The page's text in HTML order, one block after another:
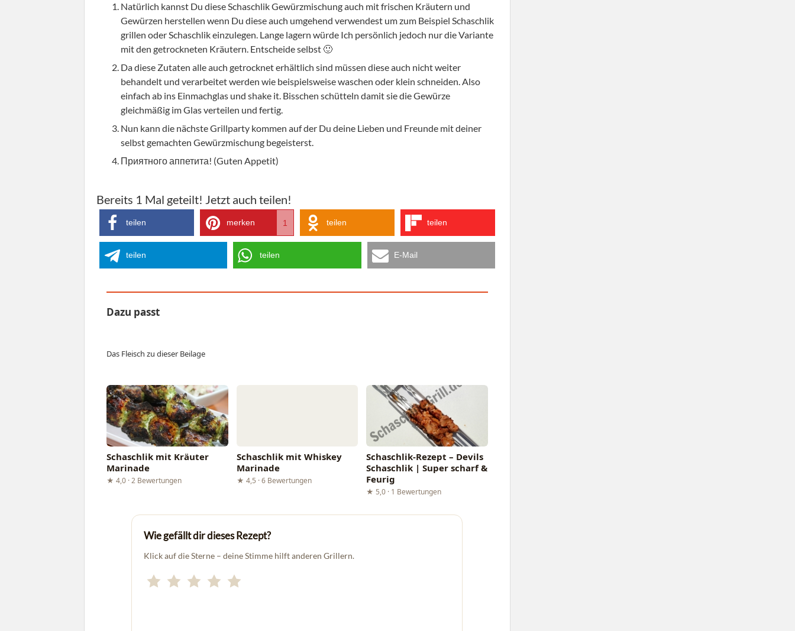
Natürlich kannst Du diese Schaschlik Gewürzmischung auch mit frischen Kräutern und
Gewürzen herstellen wenn Du diese auch umgehend verwendest um zum Beispiel Schaschlik
grillen oder Schaschlik einzulegen. Lange lagern würde Ich persönlich jedoch nur die Variante
mit den getrockneten Kräutern. Entscheide selbst 🙂
Da diese Zutaten alle auch getrocknet erhältlich sind müssen diese auch nicht weiter
behandelt und verarbeitet werden wie beispielsweise waschen oder klein schneiden. Also
einfach ab ins Einmachglas und shake it. Bisschen schütteln damit sie die Gewürze
gleichmäßig im Glas verteilen und fertig.
Nun kann die nächste Grillparty kommen auf der Du deine Lieben und Freunde mit deiner
selbst gemachten Gewürzmischung begeisterst.
Приятного аппетита! (Guten Appetit)
Bereits 1 Mal geteilt! Jetzt auch teilen!
teilen merken 1 teilen teilen
teilen teilen E-Mail
Dazu passt
Das Fleisch zu dieser Beilage
Schaschlik mit Kräuter
Marinade
★ 4,0 · 2 Bewertungen
Schaschlik mit Whiskey
Marinade
★ 4,5 · 6 Bewertungen
Schaschlik-Rezept – Devils
Schaschlik | Super scharf &
Feurig
★ 5,0 · 1 Bewertungen
Wie gefällt dir dieses Rezept?
Klick auf die Sterne – deine Stimme hilft anderen Grillern.